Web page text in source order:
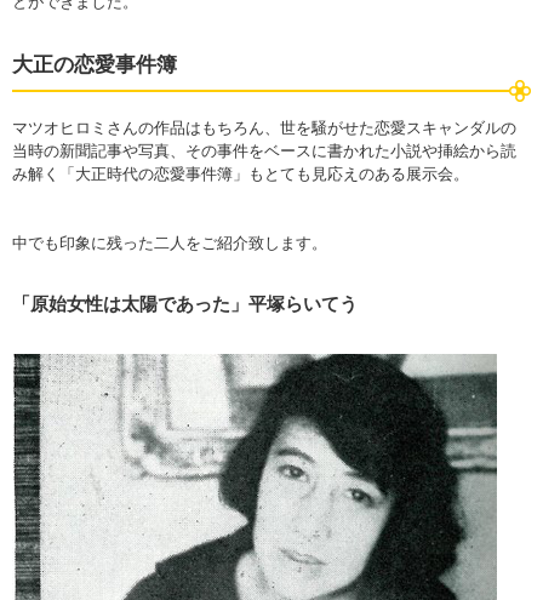
大正の恋愛事件簿
マツオヒロミさんの作品はもちろん、世を騒がせた恋愛スキャンダルの
当時の新聞記事や写真、その事件をベースに書かれた小説や挿絵から読
み解く「大正時代の恋愛事件簿」もとても見応えのある展示会。
中でも印象に残った二人をご紹介致します。
「原始女性は太陽であった」平塚らいてう